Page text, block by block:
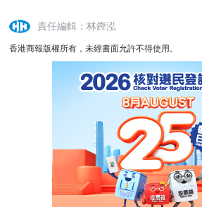
責任編輯：林鏗泓
香港商報版權所有，未經書面允許不得使用。